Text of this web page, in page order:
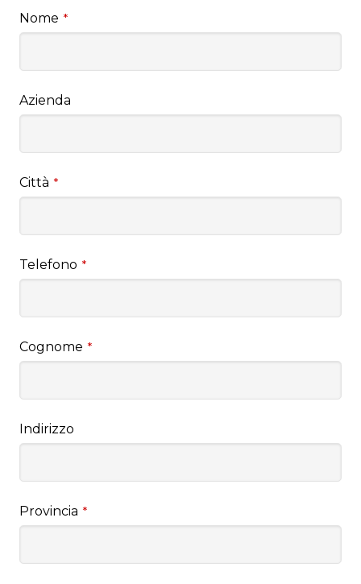
Nome *
Azienda
Città *
Telefono *
Cognome *
Indirizzo
Provincia *